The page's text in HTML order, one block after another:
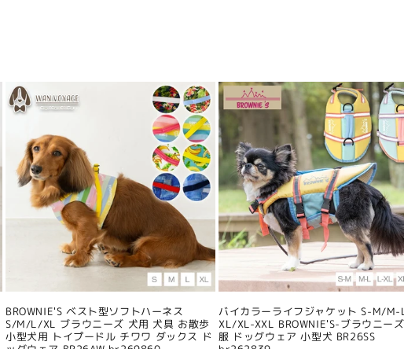
BROWNIE'S ベスト型ソフトハーネス
S/M/L/XL ブラウニーズ 犬用 犬具 お散歩
小型犬用 トイプードル チワワ ダックス ド
バイカラーライフジャケット S-M/
XL/XL-XXL BROWNIE'S-ブラウニー
服 ドッグウェア 小型犬 BR26SS